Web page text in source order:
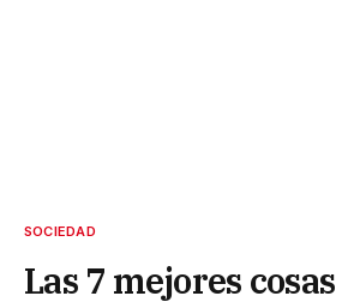
SOCIEDAD
Las 7 mejores